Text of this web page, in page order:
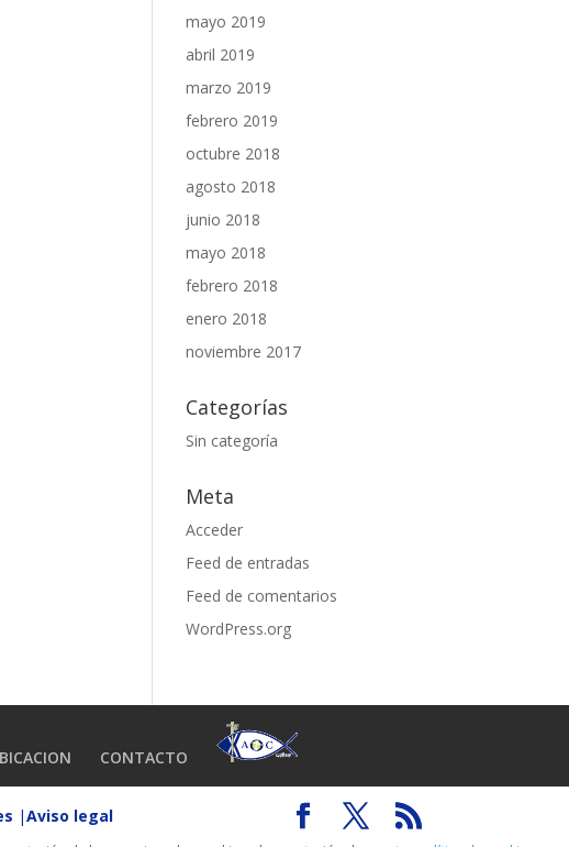
mayo 2019
abril 2019
marzo 2019
febrero 2019
octubre 2018
agosto 2018
junio 2018
mayo 2018
febrero 2018
enero 2018
noviembre 2017
Categorías
Sin categoría
Meta
Acceder
Feed de entradas
Feed de comentarios
WordPress.org
CONTACTO
|Aviso legal